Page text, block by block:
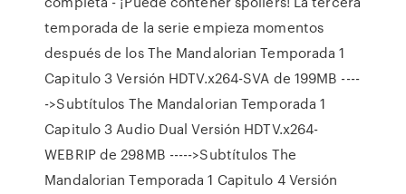
temporada de la serie empieza momentos
después de los The Mandalorian Temporada 1
Capitulo 3 Versión HDTV.x264-SVA de 199MB ----
->Subtítulos The Mandalorian Temporada 1
Capitulo 3 Audio Dual Versión HDTV.x264-
WEBRIP de 298MB ----->Subtítulos The
Mandalorian Temporada 1 Capitulo 4 Versión